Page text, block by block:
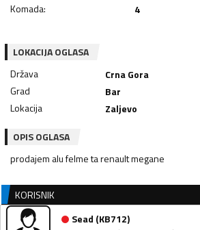
Komada: 4
LOKACIJA OGLASA
Država
Crna Gora
Grad
Bar
Lokacija
Zaljevo
OPIS OGLASA
prodajem alu felme ta renault megane
KORISNIK
Sead (KB712)